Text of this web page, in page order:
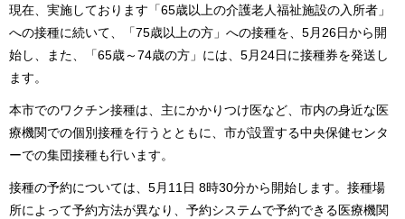
現在、実施しております「65歳以上の介護老人福祉施設の入所者」
への接種に続いて、「75歳以上の方」への接種を、5月26日から開
始し、また、「65歳～74歳の方」には、5月24日に接種券を発送し
ます。
本市でのワクチン接種は、主にかかりつけ医など、市内の身近な医
療機関での個別接種を行うとともに、市が設置する中央保健センタ
ーでの集団接種も行います。
接種の予約については、5月11日 8時30分から開始します。接種場
所によって予約方法が異なり、予約システムで予約できる医療機関